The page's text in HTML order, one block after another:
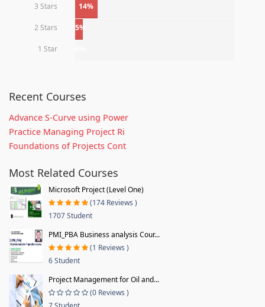
3 Stars 14%
2 Stars 5%
1 Star
Recent Courses
Advance S-Curve using Power
Practice Managing Project Ri
Foundations of Projects Cont
Most Related Courses
Microsoft Project (Level One)
(174 Reviews )
1707 Student
PMI_PBA Business analysis Cour...
(1 Reviews )
6 Student
Project Management for Oil and...
(0 Reviews )